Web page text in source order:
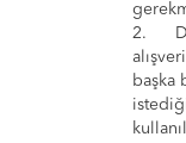
2.
başka